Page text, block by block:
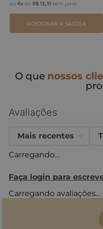
ou 6x de R$ 13,31 sem juros
ADICIONAR A SACOLA
O que nossos
Avaliações
Carregando…
Faça login para
Mais recentes
Carregando avaliações…